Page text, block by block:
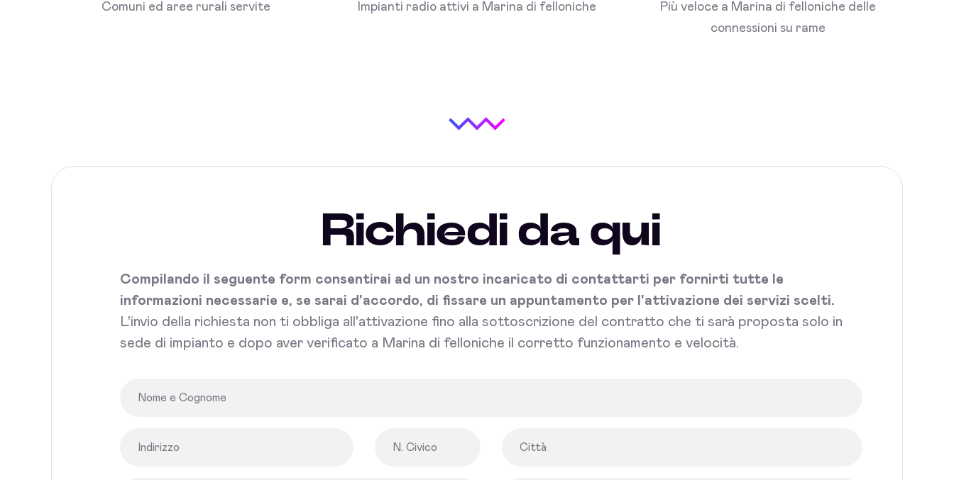
Comuni ed aree rurali servite Impianti radio attivi a Marina di felloniche
Più veloce a Marina di felloniche delle
connessioni su rame
Richiedi da qui
Compilando il seguente form consentirai ad un nostro incaricato di contattarti per fornirti tutte le
informazioni necessarie e, se sarai d'accordo, di fissare un appuntamento per l'attivazione dei servizi scelti.
L'invio della richiesta non ti obbliga all'attivazione fino alla sottoscrizione del contratto che ti sarà proposta solo in
sede di impianto e dopo aver verificato a Marina di felloniche il corretto funzionamento e velocità.